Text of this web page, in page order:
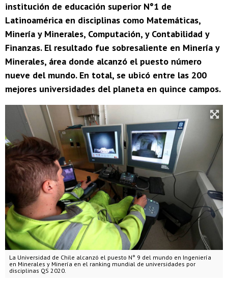
institución de educación superior N°1 de
Latinoamérica en disciplinas como Matemáticas,
Minería y Minerales, Computación, y Contabilidad y
Finanzas. El resultado fue sobresaliente en Minería y
Minerales, área donde alcanzó el puesto número
nueve del mundo. En total, se ubicó entre las 200
mejores universidades del planeta en quince campos.
La Universidad de Chile alcanzó el puesto N° 9 del mundo en Ingeniería
en Minerales y Minería en el ranking mundial de universidades por
disciplinas QS 2020.